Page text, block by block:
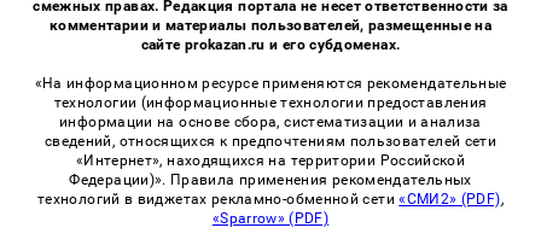
смежных правах. Редакция портала не несет ответственности за
комментарии и материалы пользователей, размещенные на
сайте prokazan.ru и его субдоменах.
«На информационном ресурсе применяются рекомендательные
технологии (информационные технологии предоставления
информации на основе сбора, систематизации и анализа
сведений, относящихся к предпочтениям пользователей сети
«Интернет», находящихся на территории Российской
Федерации)». Правила применения рекомендательных
технологий в виджетах рекламно-обменной сети«СМИ2» (PDF),
«Sparrow» (PDF)